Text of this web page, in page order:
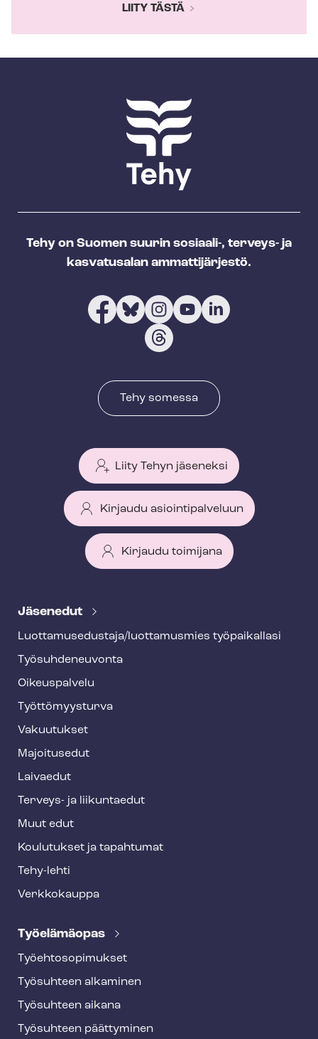
LIITY TÄSTÄ
Tehy on Suomen suurin sosiaali-, terveys- ja
kasvatusalan ammattijärjestö.
Tehy somessa
Liity Tehyn jäseneksi
Kirjaudu asiointipalveluun
Kirjaudu toimijana
e
f
o
o
t
e
Jäsenedut
Luot­ta­muse­dus­ta­ja/luottamusmies työpaikallasi
Työ­suh­de­neu­von­ta
Oikeuspalvelu
Työt­tö­myys­tur­va
Vakuutukset
Majoitusedut
Laivaedut
Terveys- ja liikuntaedut
Muut edut
Koulutukset ja tapahtumat
Tehy-lehti
Verkkokauppa
Työelämäopas
Työ­eh­to­so­pi­muk­set
Työsuhteen alkaminen
Työsuhteen aikana
Työsuhteen päättyminen